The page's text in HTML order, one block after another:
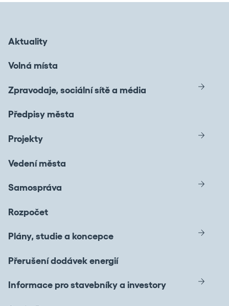
Aktuality
Volná místa
Zpravodaje, sociální sítě a média
Předpisy města
Projekty
Vedení města
Samospráva
Rozpočet
Plány, studie a koncepce
Přerušení dodávek energií
Informace pro stavebníky a investory